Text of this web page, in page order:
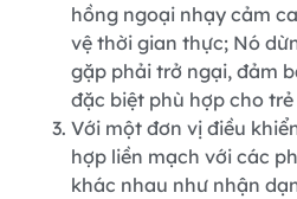
hồng ngoại nhạy cảm
vệ thời gian thực; Nó
gặp phải trở ngại, đảm
đặc biệt phù hợp cho
Với một đơn vị điều
hợp liền mạch với các
khác nhau như nhận